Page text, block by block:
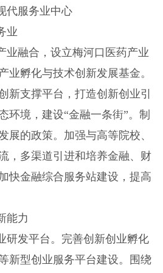
代服务业中心
业
业融合，设立梅河口医药产业
业孵化与技术创新发展基金。
新支撑平台，打造创新创业引
环境，建设“金融一条街”。制
展的政策。加强与高等院校、
，多渠道引进和培养金融、财
快金融综合服务站建设，提高
能力
研发平台。完善创新创业孵化
新型创业服务平台建设。围绕